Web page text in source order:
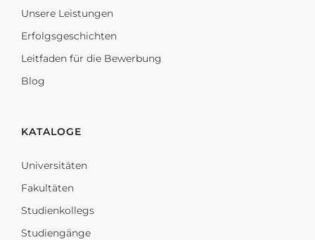
Unsere Leistungen
Erfolgsgeschichten
Leitfaden für die Bewerbung
Blog
KATALOGE
Universitäten
Fakultäten
Studienkollegs
Studiengänge